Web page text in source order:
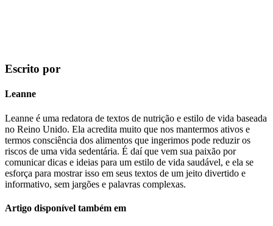
Escrito por
Leanne
Leanne é uma redatora de textos de nutrição e estilo de vida baseada
no Reino Unido. Ela acredita muito que nos mantermos ativos e
termos consciência dos alimentos que ingerimos pode reduzir os
riscos de uma vida sedentária. É daí que vem sua paixão por
comunicar dicas e ideias para um estilo de vida saudável, e ela se
esforça para mostrar isso em seus textos de um jeito divertido e
informativo, sem jargões e palavras complexas.
Artigo disponível também em